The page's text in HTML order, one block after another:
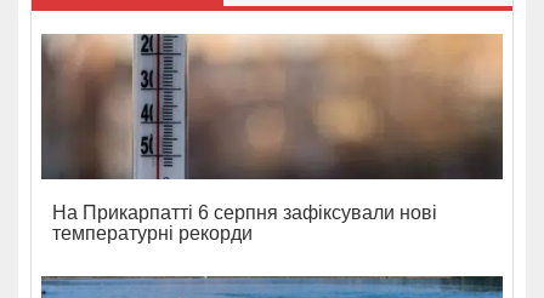
На Прикарпатті 6 серпня зафіксували нові
температурні рекорди